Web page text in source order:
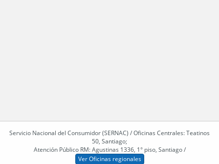
Servicio Nacional del Consumidor (SERNAC) / Oficinas Centrales: Teatinos
50, Santiago;
Atención Público RM: Agustinas 1336, 1° piso, Santiago /
Ver Oficinas regionales